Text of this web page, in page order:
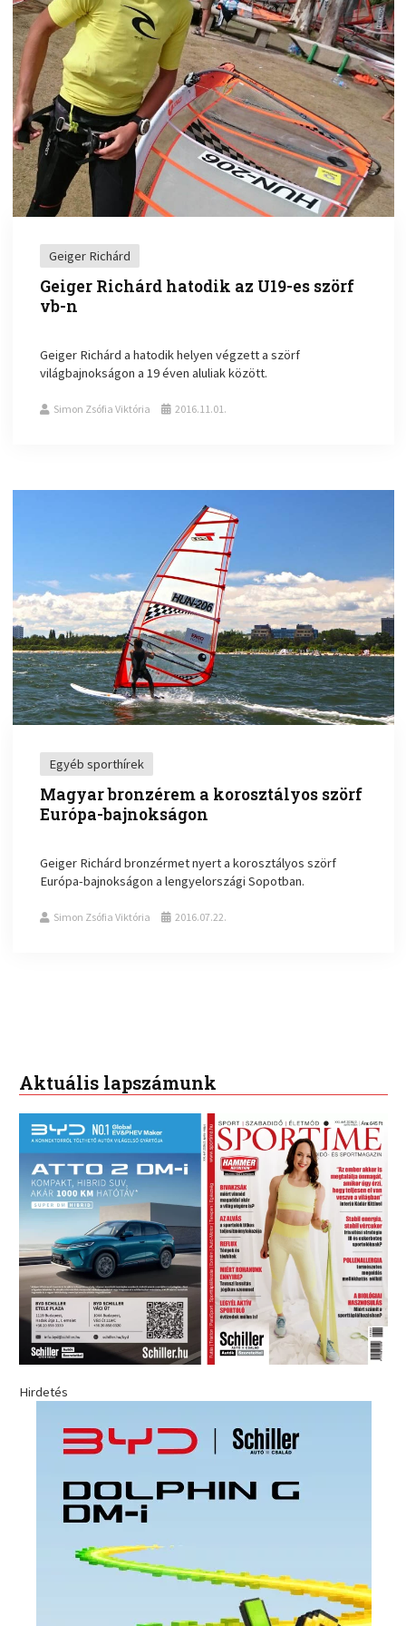
Geiger Richárd
Geiger Richárd hatodik az U19-es szörf
vb-n
Geiger Richárd a hatodik helyen végzett a szörf
világbajnokságon a 19 éven aluliak között.
Simon Zsófia Viktória 2016.11.01.
Egyéb sporthírek
Magyar bronzérem a korosztályos szörf
Európa-bajnokságon
Geiger Richárd bronzérmet nyert a korosztályos szörf
Európa-bajnokságon a lengyelországi Sopotban.
Simon Zsófia Viktória 2016.07.22.
Aktuális lapszámunk
Hirdetés